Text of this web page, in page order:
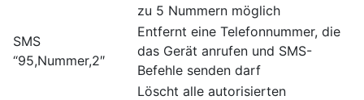
zu 5 Nummern möglich
SMS
“95,Nummer,2″
Entfernt eine Telefonnummer, die
das Gerät anrufen und SMS-
Befehle senden darf
Löscht alle autorisierten